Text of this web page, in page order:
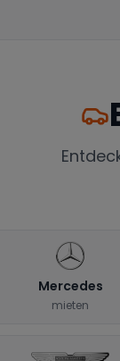
Mercedes
mieten